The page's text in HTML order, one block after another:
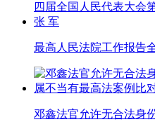
最高人民法院工作报告
邓鑫法官允许无合法身